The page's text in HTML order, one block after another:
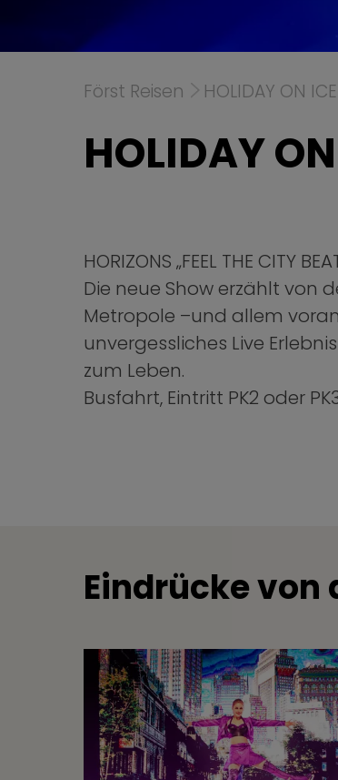
Först Reisen HOLIDAY ON
HOLIDAY
HORIZONS „FEEL THE CITY
Die neue Show erzählt von
Metropole –und allem
unvergessliches Live
zum Leben.
Busfahrt, Eintritt PK2 oder
Eindrücke von